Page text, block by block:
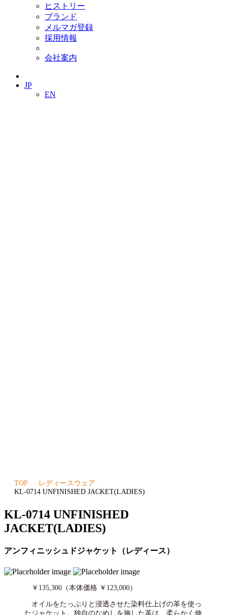
ヒストリー
ブランド
メルマガ登録
採用情報
会社案内
JP
EN
TOP
レディースウェア
KL-0714 UNFINISHED JACKET(LADIES)
KL-0714 UNFINISHED
JACKET(LADIES)
アンフィニッシュドジャケット（レディース）
￥135,300（本体価格 ￥123,000）
オイルをたっぷりと浸透させた染料仕上げの革を使っ
たジャケット。独自のなめしを施した革は、柔らかく伸